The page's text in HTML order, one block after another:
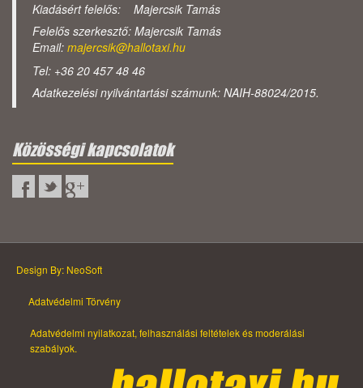
Kiadásért felelős: Majercsik Tamás
Felelős szerkesztő: Majercsik Tamás
Email: majercsik@hallotaxi.hu
Tel: +36 20 457 48 46
Adatkezelési nyilvántartási számunk: NAIH-88024/2015.
Közösségi kapcsolatok
Design By: NeoSoft
Adatvédelmi Törvény
Adatvédelmi nyilatkozat, felhasználási feltételek és moderálási
szabályok.